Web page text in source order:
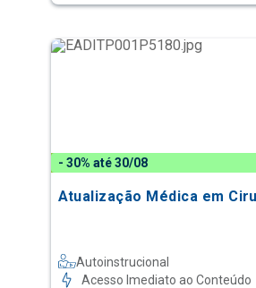
- 30% até 30/08
Atualização Médica em
Autoinstrucional
Acesso Imediato ao Conteúdo